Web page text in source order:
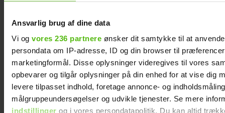
Ansvarlig brug af dine data
Vi og vores 236 partnere ønsker dit samtykke til at
persondata om IP-adresse, ID og din browser til
marketingformål. Disse oplysninger videregives til vores
opbevarer og tilgår oplysninger på din enhed for at vise dig
levere tilpasset indhold, foretage annonce- og
målgruppeundersøgelser og udvikle tjenester. Se mere
indstillinger og i vores persondatapolitik. Du kan altid
sondring er sgu
mærkelig”